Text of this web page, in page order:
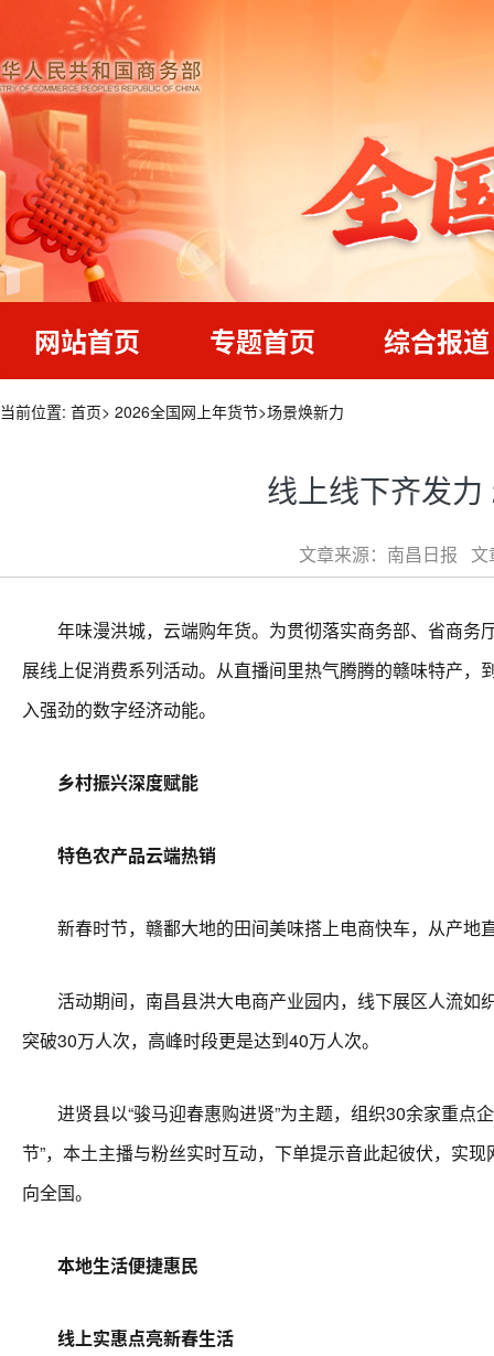
网站首页 专题首页 综合报道
当前位置: 首页> 2026全国网上年货节>场景焕新力
线上线下齐发
文章来源：南昌日报
年味漫洪城，云端购年货。为贯彻落实商务部、省商务
展线上促消费系列活动。从直播间里热气腾腾的赣味特产
入强劲的数字经济动能。
乡村振兴深度赋能
特色农产品云端热销
新春时节，赣鄱大地的田间美味搭上电商快车，从产地
活动期间，南昌县洪大电商产业园内，线下展区人流如
突破30万人次，高峰时段更是达到40万人次。
进贤县以“骏马迎春惠购进贤”为主题，组织30余家重点
节”，本土主播与粉丝实时互动，下单提示音此起彼伏，实
向全国。
本地生活便捷惠民
线上实惠点亮新春生活